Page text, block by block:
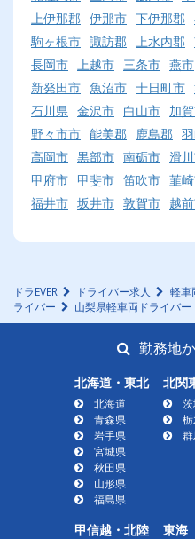
上伊那郡 伊那市 下伊那郡
駒ヶ根市 諏訪郡 上水内郡
長岡市 上越市 三条市 燕市
新発田市 魚沼市 十日町市
石川県 金沢市 白山市 加
野々市市 能美郡 鹿島郡
高岡市 黒部市 南砺市 滑
甲府市 甲斐市 笛吹市 韮
福井市 坂井市 敦賀市 越
ドラEVER ドライバー求人 軽車
ライバー
山梨県軽車両ドライバー
勤務地
北海道・東北
北海道
青森県
岩手県
宮城県
秋田県
山形県
福島県
北関
甲信越・北陸 東海